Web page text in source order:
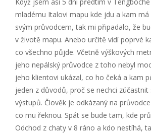
mladému Italovi mapu kde jdu a kam
svým průvodcem, tak mi připadalo, že
v životě mapu. Anebo určitě vidí poprvé
co všechno půjde. Včetně výškových
jeho nepálský průvodce z toho nebyl
jeho klientovi ukázal, co ho čeká a kam
jeden z důvodů, proč se nechci zúčastnit
výstupů. Člověk je odkázaný na
co mu řeknou. Spát se bude tam, kde
Odchod z chaty v 8 ráno a kdo nestíhá,